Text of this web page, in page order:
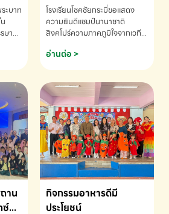
ะบาท
ษา
คณิตคิดเร็วนานาชาติ
ครั้งที่ 46 ประจำปี 2569
ณ ประเทศสิงคโปร์
โรงเรียนโชคชัยกระบี่ขอแสดง
ความยินดีแชมป์นานาชาติ
สิงคโปร์ความภาคภูมิใจจากเวที
ด.ช.พัทธนันท์ พรหมพันธ์ ชั้น
อนุบาล EP K3 โรงเรียนโชคชัย
แข่งขันคณิตศาสตร์และคณิตคิด
เร็วนานาชาติ ครั้งที่ 46 ประจำปี
2569 ณ ประเทศสิงคโปร์
INTERNATIONAL
MATHEMATICS AND
MENTAL ARITHMETIC
COMPETITION 2026 - ถ้วย
รางวัลรองชนะเลิศอันดับที่ 2
Mental Arithmetic
Competition K2 - ถ้วยรางวัล
รองชนะเลิศอันดับที่ 2 Mental
อ่านต่อ >
าน
กิจกรรมอาหารดีมี
ประโยชน์